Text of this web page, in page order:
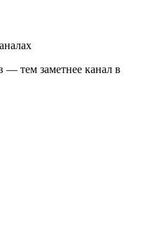
тем заметнее канал в